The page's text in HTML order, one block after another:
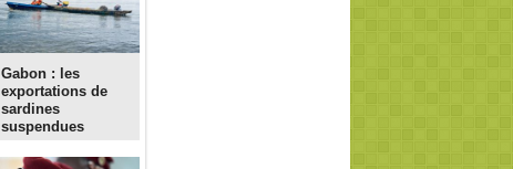
Gabon : les
exportations de
sardines
suspendues